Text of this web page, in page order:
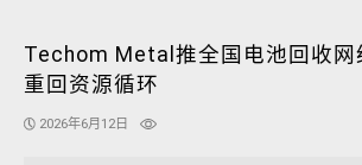
Techom Metal推全国电池回收网
重回资源循环
2026年6月12日